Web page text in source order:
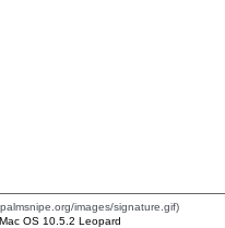
images/signature.gif)
OS 10.5.2 Leopard